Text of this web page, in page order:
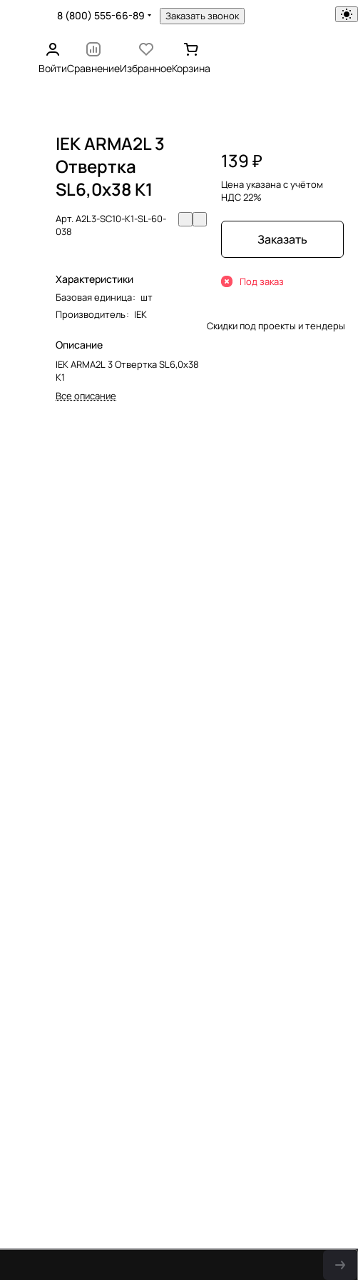
8 (800) 555-66-89 Заказать звонок
ВойтиСравнениеИзбранноеКорзина
IEK ARMA2L 3
Отвертка
SL6,0х38 K1
Арт.A2L3-SC10-K1-SL-60-
038
Характеристики
Базовая единица: шт
Производитель: IEK
Описание
IEK ARMA2L 3 Отвертка SL6,0х38
K1
Все описание
139 ₽
Цена указана с учётом
НДС 22%
Заказать
Под заказ
Скидки под проекты и тендеры